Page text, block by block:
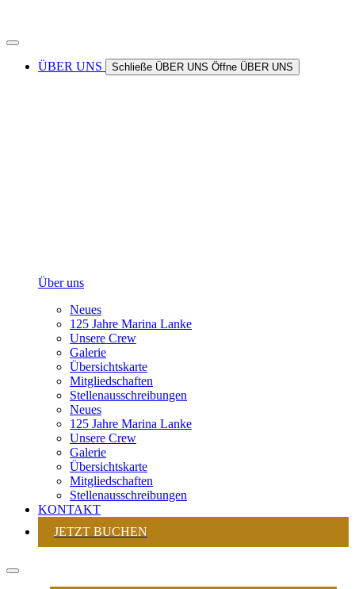
ÜBER UNS Schließe ÜBER UNS Öffne ÜBER UNS
Über uns
Neues
125 Jahre Marina Lanke
Unsere Crew
Galerie
Übersichtskarte
Mitgliedschaften
Stellenausschreibungen
Neues
125 Jahre Marina Lanke
Unsere Crew
Galerie
Übersichtskarte
Mitgliedschaften
Stellenausschreibungen
KONTAKT
JETZT BUCHEN